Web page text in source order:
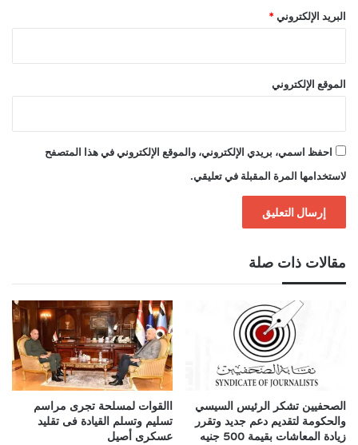
البريد الإلكتروني *
الموقع الإلكتروني
احفظ اسمي، بريدي الإلكتروني، والموقع الإلكتروني في هذا المتصفح
لاستخدامها المرة المقبلة في تعليقي.
مقالات ذات صلة
الصحفيين تشكر الرئيس السيسي
والحكومة لتقديم دعم جديد وتقرر
زيادة المعاشات بقيمة 500 جنيه
االقوات لمسلحة تجرى مراسم
تسليم وتسلم القيادة فى تقليد
عسكرى أصيل